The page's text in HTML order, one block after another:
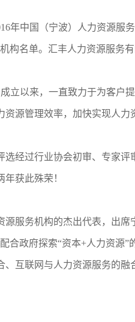
年中国（宁波）人力资源服
构名单。汇丰人力资源服务
成立以来，一直致力于为客户
资源管理效率，加快实现人力
选经过行业协会初审、专家评
获此殊荣！
源服务机构的杰出代表，出席
合政府探索“资本+人力资源
、互联网与人力资源服务的融